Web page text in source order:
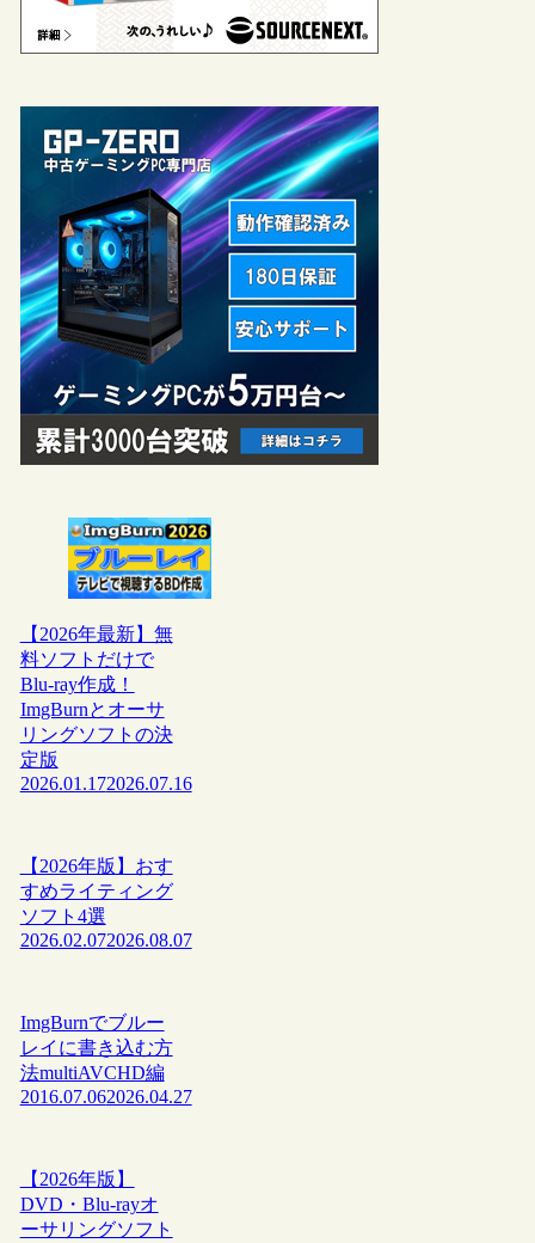
【2026年最新】無
料ソフトだけで
Blu-ray作成！
ImgBurnとオーサ
リングソフトの決
定版
2026.01.172026.07.16
【2026年版】おす
すめライティング
ソフト4選
2026.02.072026.08.07
ImgBurnでブルー
レイに書き込む方
法multiAVCHD編
2016.07.062026.04.27
【2026年版】
DVD・Blu-rayオ
ーサリングソフト